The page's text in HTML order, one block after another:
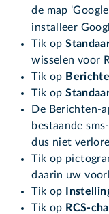
de map
installeer
Tik op
wisselen voor
Tik op
Tik op
De Berichten-
bestaande
dus niet
Tik op
daarin uw
Tik op
Tik op RCS-